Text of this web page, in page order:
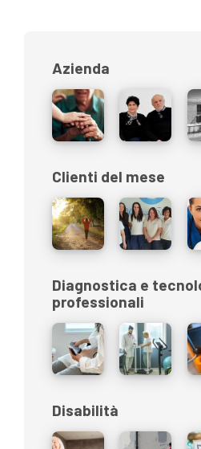
Azienda
Clienti del mese
Diagnostica e
professionali
Disabilità